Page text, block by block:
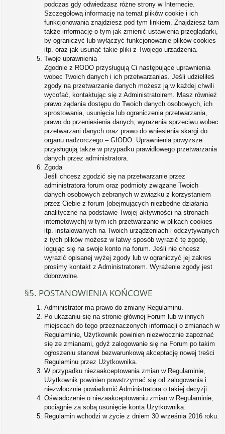
podczas gdy odwiedzasz różne strony w Internecie.
Szczegółową informację na temat plików cookie i ich
funkcjonowania znajdziesz pod tym linkiem. Znajdziesz tam
także informację o tym jak zmienić ustawienia przeglądarki,
by ograniczyć lub wyłączyć funkcjonowanie plików cookies
itp. oraz jak usunąć takie pliki z Twojego urządzenia.
Twoje uprawnienia
Zgodnie z RODO przysługują Ci następujące uprawnienia
wobec Twoich danych i ich przetwarzanias. Jeśli udzieliłeś
zgody na przetwarzanie danych możesz ją w każdej chwili
wycofać, kontaktując się z Administratoirem. Masz również
prawo żądania dostępu do Twoich danych osobowych, ich
sprostowania, usunięcia lub ograniczenia przetwarzania,
prawo do przeniesienia danych, wyrażenia sprzeciwu wobec
przetwarzani danych oraz prawo do wniesienia skargi do
organu nadzorczego – GIODO. Uprawnienia powyższe
przysługują także w przypadku prawidłowego przetwarzania
danych przez administratora.
Zgoda
Jeśli chcesz zgodzić się na przetwarzanie przez
administratora forum oraz podmioty związane Twoich
danych osobowych zebranych w związku z korzystaniem
przez Ciebie z forum (obejmujących niezbędne działania
analityczne na podstawie Twojej aktywności na stronach
internetowych) w tym ich przetwarzanie w plikach cookies
itp. instalowanych na Twoich urządzeniach i odczytywanych
z tych plików możesz w łatwy sposób wyrazić tę zgodę,
logując się na swoje konto na forum. Jeśli nie chcesz
wyrazić opisanej wyżej zgody lub w ograniczyć jej zakres
prosimy kontakt z Administratorem. Wyrażenie zgody jest
dobrowolne.
§5. POSTANOWIENIA KOŃCOWE
Administrator ma prawo do zmiany Regulaminu.
Po ukazaniu się na stronie głównej Forum lub w innych
miejscach do tego przeznaczonych informacji o zmianach w
Regulaminie, Użytkownik powinien niezwłocznie zapoznać
się ze zmianami, gdyż zalogowanie się na Forum po takim
ogłoszeniu stanowi bezwarunkową akceptację nowej treści
Regulaminu przez Użytkownika.
W przypadku niezaakceptowania zmian w Regulaminie,
Użytkownik powinien powstrzymać się od zalogowania i
niezwłocznie powiadomić Administratora o takiej decyzji.
Oświadczenie o niezaakceptowaniu zmian w Regulaminie,
pociągnie za sobą usunięcie konta Użytkownika.
Regulamin wchodzi w życie z dniem 30 września 2016 roku.